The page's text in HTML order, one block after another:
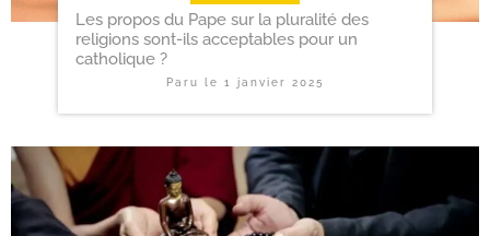
Les propos du Pape sur la pluralité des
religions sont-ils acceptables pour un
catholique ?
Paru le 1 janvier 2025